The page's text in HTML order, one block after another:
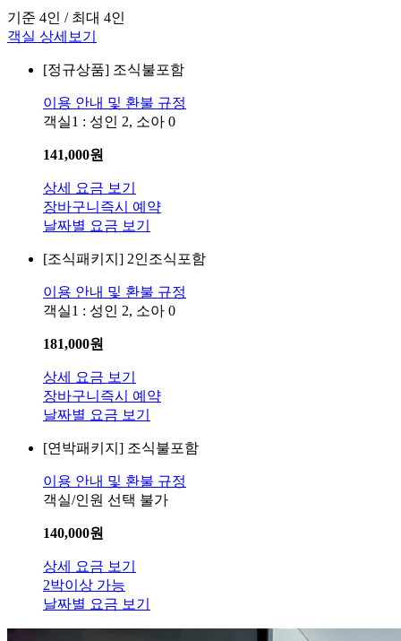
기준 4인 / 최대 4인
객실 상세보기
[정규상품] 조식불포함
이용 안내 및 환불 규정
객실1 : 성인 2, 소아 0
141,000원
상세 요금 보기
장바구니 즉시 예약
날짜별 요금 보기
[조식패키지] 2인조식포함
이용 안내 및 환불 규정
객실1 : 성인 2, 소아 0
181,000원
상세 요금 보기
장바구니 즉시 예약
날짜별 요금 보기
[연박패키지] 조식불포함
이용 안내 및 환불 규정
객실/인원 선택 불가
140,000원
상세 요금 보기
2박이상 가능
날짜별 요금 보기